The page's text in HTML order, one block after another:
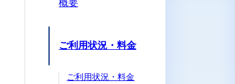
概要
ご利用状況・料金
ご利用状況・料金